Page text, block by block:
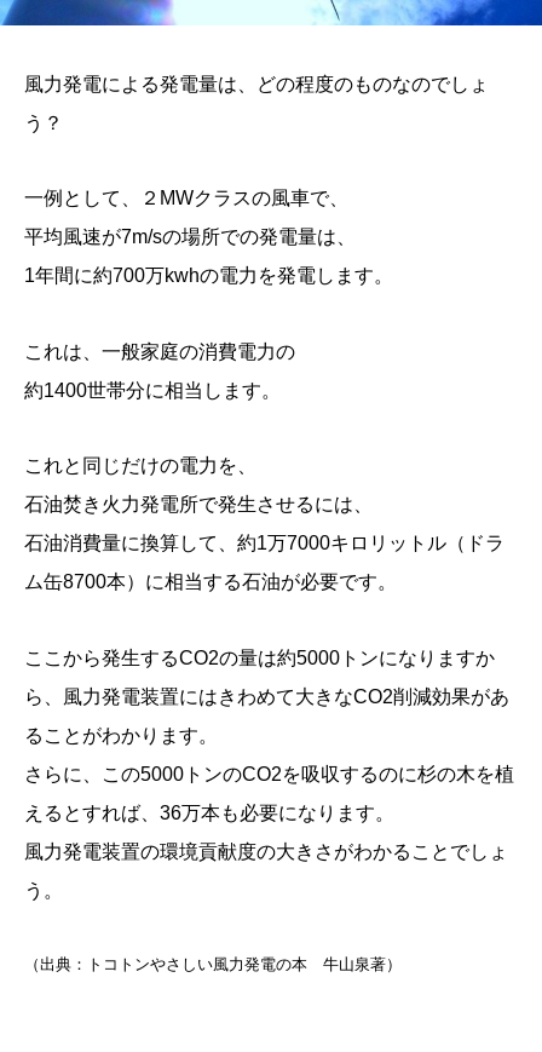
風力発電による発電量は、どの程度のものなのでしょ
う？
一例として、２MWクラスの風車で、
平均風速が7m/sの場所での発電量は、
1年間に約700万kwhの電力を発電します。
これは、一般家庭の消費電力の
約1400世帯分に相当します。
これと同じだけの電力を、
石油焚き火力発電所で発生させるには、
石油消費量に換算して、約1万7000キロリットル（ドラ
ム缶8700本）に相当する石油が必要です。
ここから発生するCO2の量は約5000トンになりますか
ら、風力発電装置にはきわめて大きなCO2削減効果があ
ることがわかります。
さらに、この5000トンのCO2を吸収するのに杉の木を植
えるとすれば、36万本も必要になります。
風力発電装置の環境貢献度の大きさがわかることでしょ
う。
（出典：トコトンやさしい風力発電の本 牛山泉著）